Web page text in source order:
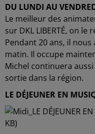
DU LUNDI AU
Le meilleur des
sur DKL LIBERTÉ, on
Pendant 20 ans, il
matin. Il occupe
Michel continuera
sortie dans la région.
LE DÉJEUNER EN